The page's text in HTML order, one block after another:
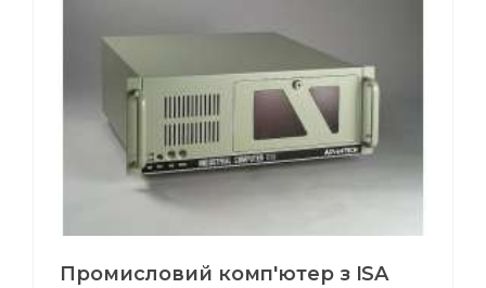
Промисловий комп'ютер з ISA